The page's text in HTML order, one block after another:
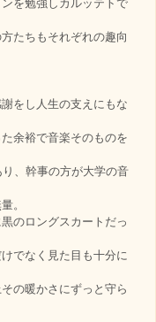
を勉強しカルッテトで
たちもそれぞれの趣向
をし人生の支えにもな
余裕で音楽そのものを
、幹事の方が大学の音
。
のロングスカートだっ
でなく見た目も十分に
の暖かさにずっと守ら